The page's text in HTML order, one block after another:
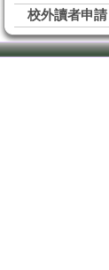
校外讀者申請